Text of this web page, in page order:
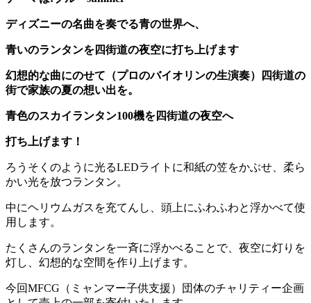
ディズニーの名曲を奏でる青の世界へ、
青いのランタンを四街道の夜空に打ち上げます
幻想的な曲にのせて（プロのバイオリンの生演奏）四街道の
街で家族の夏の想い出を。
青色のスカイランタン100機を四街道の夜空へ
打ち上げます！
ろうそくのように光るLEDライトに和紙の笠をかぶせ、柔ら
かい光を放つランタン。
中にヘリウムガスを充てんし、頭上にふわふわと浮かべて使
用します。
たくさんのランタンを一斉に浮かべることで、夜空に灯りを
灯し、幻想的な空間を作り上げます。
今回MFCG（ミャンマー子供支援）団体のチャリティー企画